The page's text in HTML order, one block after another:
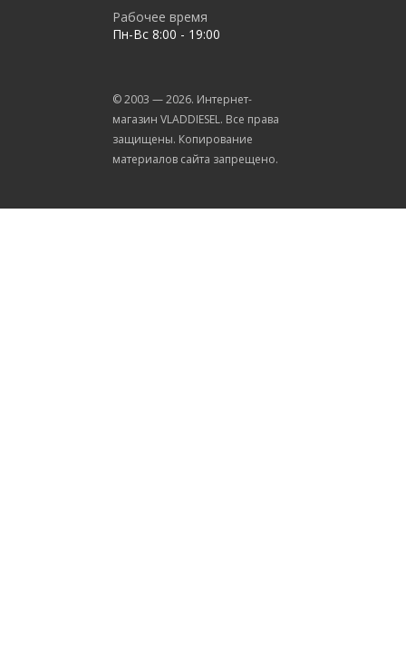
Рабочее время
Пн-Вс 8:00 - 19:00
© 2003 —2026. Интернет-
магазин VLADDIESEL. Все права
защищены. Копирование
материалов сайта запрещено.